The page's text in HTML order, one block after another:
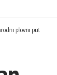
plovni put